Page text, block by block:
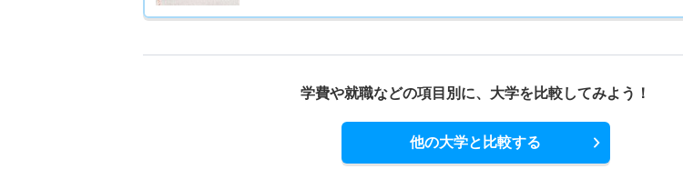
学費や就職などの項目別に、 大学を比較してみよう！
他の大学と比較する